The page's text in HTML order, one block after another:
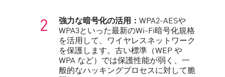
強力な暗号化の活用：WPA2-AESや
WPA3といった最新のWi-Fi暗号化規格
を活用して、ワイヤレスネットワーク
を保護します。古い標準（WEP や
WPA など）では保護性能が弱く、一
般的なハッキングプロセスに対して脆